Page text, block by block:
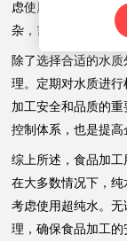
虑使用超纯水。但
杂，需要综合考虑
除了选择合适的水
理。定期对水质进
加工安全和品质的
控制体系，也是提高
综上所述，食品加工
在大多数情况下，
考虑使用超纯水。
理，确保食品加工的